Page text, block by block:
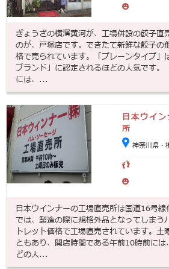
ぎょうざの横濱黄河が、工場併設の餃子直
のが、戸塚店です。できたて新鮮な餃子の
格で売られています。「プレーンタイプ」
ブランド」に認定されるほどの人気です。
には、...
日本ウイ
所
神奈川県・
日本ウインナーの工場直売所は国道16号
では、製造の際に規格外品となってしまう
トレット価格で工場直売されています。土
ともあり、開店時間である午前10時前に
どの人...